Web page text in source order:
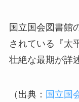
国立国会図書館
されている『太
壮絶な最期が詳
（出典： 国立国